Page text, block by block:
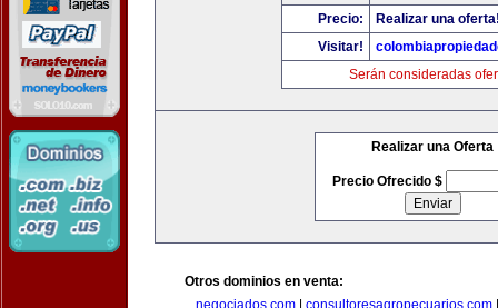
Precio:
Realizar una
Visitar!
Serán consideradas
Realizar una Oferta
Precio Ofrecido $
Otros dominios en venta:
negociados.com
consultoresagropecuarios.com